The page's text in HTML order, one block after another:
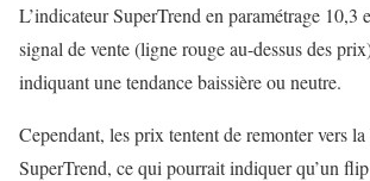
L’indicateur SuperTrend en paramétrage 10,3
signal de vente (ligne rouge au-dessus des
indiquant une tendance baissière ou neutre.
Cependant, les prix tentent de remonter vers
SuperTrend, ce qui pourrait indiquer qu’un